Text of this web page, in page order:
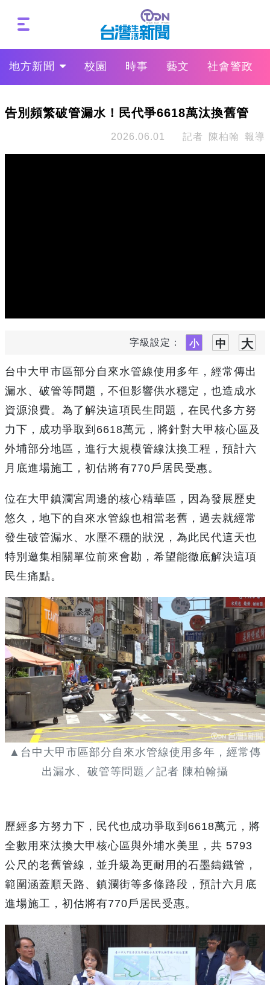
地方新聞 校園 時事 藝文 社會警政
告別頻繁破管漏水！民代爭6618萬汰換舊管
2026.06.01 記者 陳柏翰 報導
字級設定：
台中大甲市區部分自來水管線使用多年，經常傳出
漏水、破管等問題，不但影響供水穩定，也造成水
資源浪費。為了解決這項民生問題，在民代多方努
力下，成功爭取到6618萬元，將針對大甲核心區及
外埔部分地區，進行大規模管線汰換工程，預計六
月底進場施工，初估將有770戶居民受惠。
位在大甲鎮瀾宮周邊的核心精華區，因為發展歷史
悠久，地下的自來水管線也相當老舊，過去就經常
發生破管漏水、水壓不穩的狀況，為此民代這天也
特別邀集相關單位前來會勘，希望能徹底解決這項
民生痛點。
▲台中大甲市區部分自來水管線使用多年，經常傳
出漏水、破管等問題／記者 陳柏翰攝
歷經多方努力下，民代也成功爭取到6618萬元，將
全數用來汰換大甲核心區與外埔水美里，共 5793
公尺的老舊管線，並升級為更耐用的石墨鑄鐵管，
範圍涵蓋順天路、鎮瀾街等多條路段，預計六月底
進場施工，初估將有770戶居民受惠。